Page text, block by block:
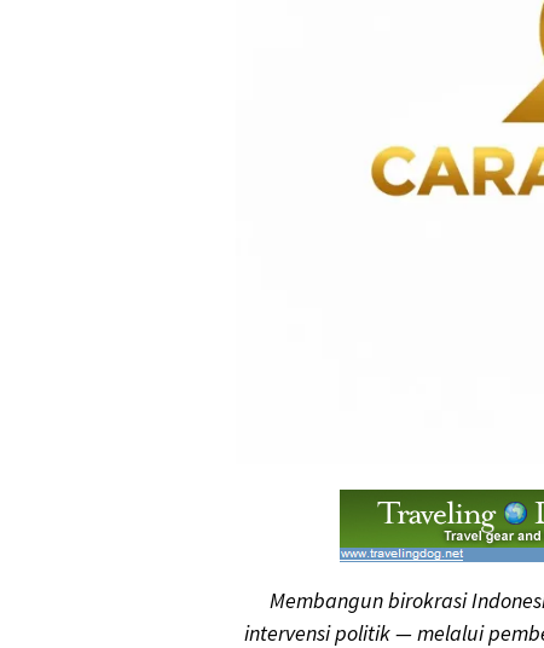
Membangun birokrasi
intervensi politik — melalui